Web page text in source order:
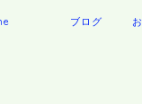
ブログ